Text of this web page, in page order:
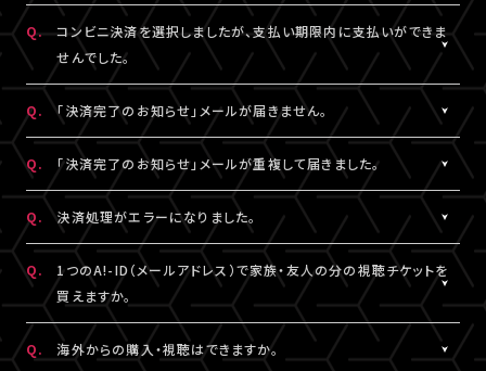
支払番号は、「マイページ」内「チケット購入情報」にも記載されて
おりますので、メールが未着の場合は上記をご確認のうえ、期限内
にお手続きください。
「マイページ」に記載がない場合や、支払期限を超過した場合は、
再度、チケット販売ページより、お手続きをお願いいたします。
「支払い方法・コンビニの変更」から、「コンビニ決済をキャンセル」
を押してください。
コンビニ決済のキャンセル後、再度「マイページ」内「チケット購入
情報」にアクセスいただくと、「新たに手続きする」というボタンが
表示されます。
こちらより、改めてお手続きください。
※コンビニ決済のキャンセルには、15分ほどお時間がかかります。
※「決済取消中」のアイコンが表示されている間はお手続きができ
ません。
A.
コンビニ決済未入金の場合は、支払い方法をクレジットカード決済
に変更していただけます。
「マイページ」内「チケット購入情報」より、支払方法を変更したいチ
ケットを選択。
「支払い方法・コンビニの変更」から、「コンビニ決済をキャンセル」
を押してください。
コンビニ決済のキャンセル後、再度「マイページ」内「チケット購入
情報」にアクセスいただくと、「新たに手続きする」というボタンが
表示されます。
こちらより、クレジットカード決済を選択のうえ、改めてお手続きく
ださい。
※コンビニ決済のキャンセルには、15分ほどお時間がかかります。
※「決済取消中」のアイコンが表示されている間はお手続きができ
Q.
コンビニ決済を選択しましたが、支払い期限内に支払いができま
せんでした。
支払い期限を過ぎてしまった場合は、再度、チケット販売ページか
らご購入手続きをお願いします。
Q. 「決済完了のお知らせ」メールが届きません。
A.
「決済完了のお知らせ」メールは、チケットご購入時にLIVESHIPに
ご登録いただいたA!-ID（メールアドレス）宛に
【@liveship.tokyo】ドメインから配信しております。
“迷惑メール”として自動振り分け・受信拒否されていないかご確
認ください。
「決済完了のお知らせ」メールが届かない場合は、「マイページ」内
「チケット購入情報」にてご確認ください。
Q. 「決済完了のお知らせ」メールが重複して届きました。
A.
「決済完了のお知らせ」メールが2通以上届いた場合、誤ってチケッ
トを重複してご購入されている可能性がございます。
詳細を記載のうえ、こちら よりご連絡ください。
Q. 決済処理がエラーになりました。
A.
▼コンビニ決済にて、よくあるエラー
「髙」・「﨑」のような環境依存文字をお名前にご使用された場合、
コンビニシステム側の仕様により、受付できないエラーが発生する
ことがあります。環境依存文字でご登録の場合は、マイページ「基
本情報」内「会員情報」より常用漢字などにご変更いただくか、クレ
Q.
1つのA!-ID（メールアドレス）で家族・友人の分の視聴チケットを
買えますか。
A.
1つのA!-ID（メールアドレス）からご購入いただける視聴チケット
は、ご本人様の1枚分だけになります。ご視聴される方がそれぞれ
Q. 海外からの購入・視聴はできますか。